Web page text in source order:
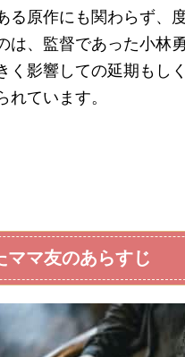
る原作にも関わらず、
は、監督であった小林
く影響しての延期もし
れています。
ママ友のあらすじ